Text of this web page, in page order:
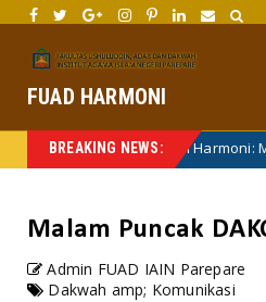
FUAD HARMONI
BREAKING NEWS:
Sulsel Memimpin Harmoni:
Malam Puncak
Admin FUAD IAIN Parepare
Dakwah amp; Komunikasi